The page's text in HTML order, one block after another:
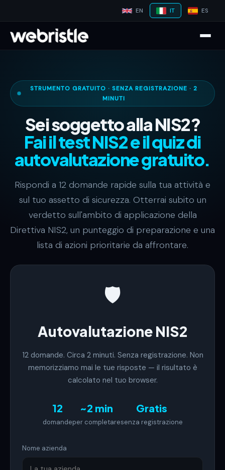
EN IT ES
STRUMENTO GRATUITO · SENZA REGISTRAZIONE · 2
MINUTI
Sei soggetto alla NIS2?
Fai il test NIS2 e il quiz di
autovalutazione gratuito.
Rispondi a 12 domande rapide sulla tua attività e
sul tuo assetto di sicurezza. Otterrai subito un
verdetto sull'ambito di applicazione della
Direttiva NIS2, un punteggio di preparazione e una
lista di azioni prioritarie da affrontare.
🛡️
Autovalutazione NIS2
12 domande. Circa 2 minuti. Senza registrazione. Non
memorizziamo mai le tue risposte — il risultato è
calcolato nel tuo browser.
12
domande
~2 min
per completare
Gratis
senza registrazione
Nome azienda